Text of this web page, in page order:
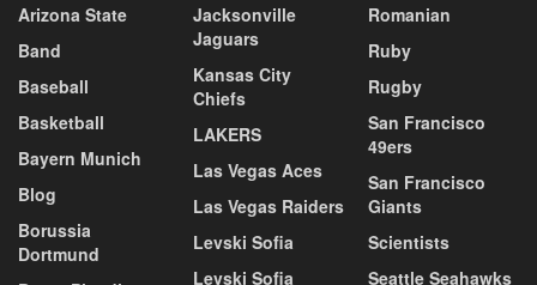
Arizona State
Band
Baseball
Basketball
Bayern Munich
Blog
Borussia
Dortmund
Jacksonville
Jaguars
Kansas City
Chiefs
LAKERS
Las Vegas Aces
Las Vegas Raiders
Levski Sofia
Levski Sofia
Romanian
Ruby
Rugby
San Francisco
49ers
San Francisco
Giants
Scientists
Seattle Seahawks